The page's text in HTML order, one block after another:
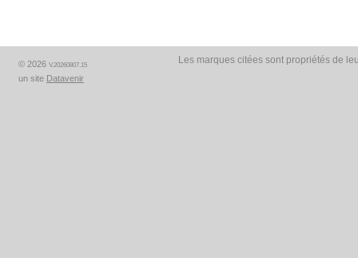
© 2026 V.20260807.15
un site Datavenir
Les marques citées sont propriétés de